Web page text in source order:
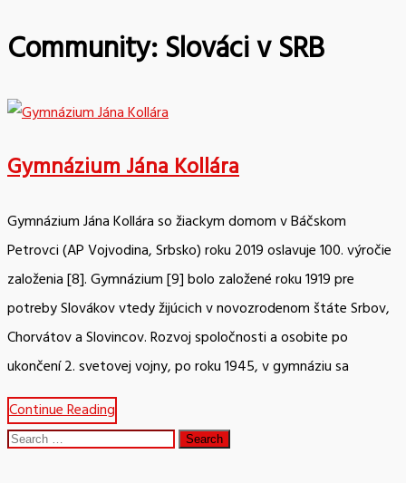
Community:Slováci v SRB
Gymnázium Jána Kollára
Gymnázium Jána Kollára so žiackym domom v Báčskom
Petrovci (AP Vojvodina, Srbsko) roku 2019 oslavuje 100. výročie
založenia [8]. Gymnázium [9] bolo založené roku 1919 pre
potreby Slovákov vtedy žijúcich v novozrodenom štáte Srbov,
Chorvátov a Slovincov. Rozvoj spoločnosti a osobite po
ukončení 2. svetovej vojny, po roku 1945, v gymnáziu sa
Continue Reading
Search